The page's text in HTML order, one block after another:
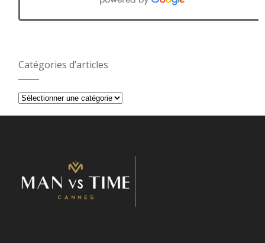
Catégories d’articles
Catégories